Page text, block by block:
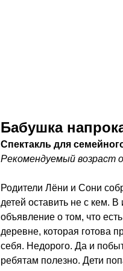
Бабушка
Спектакль для
Рекомендуемый возраст
Родители Лёни и Сони
детей оставить не с кем.
объявление о том, что
деревне, которая готова
себя. Недорого. Да и
ребятам полезно. Дети